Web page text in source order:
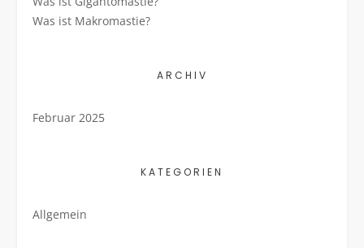
Was ist Makromastie?
ARCHIV
Februar 2025
KATEGORIEN
Allgemein